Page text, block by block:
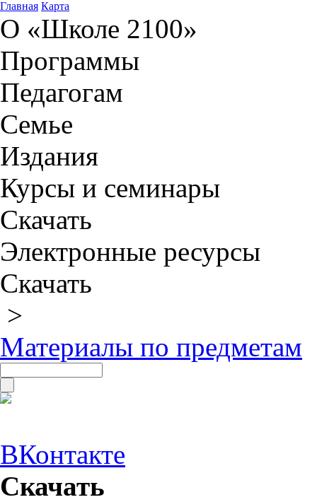
Главная Карта
О «Школе 2100»
Программы
Педагогам
Семье
Издания
Курсы и семинары
Скачать
Электронные ресурсы
Скачать
>
Материалы по предметам
ВКонтакте
Скачать